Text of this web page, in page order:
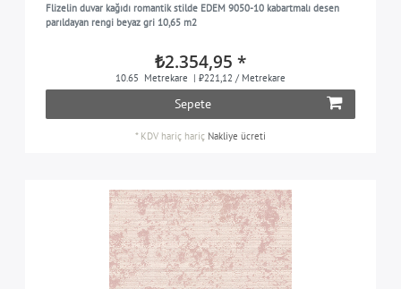
Flizelin duvar kağıdı romantik stilde EDEM 9050-10 kabartmalı desen
parıldayan rengi beyaz gri 10,65 m2
₺2.354,95 *
10.65 Metrekare | ₺221,12 / Metrekare
Sepete
* KDV hariç hariç Nakliye ücreti